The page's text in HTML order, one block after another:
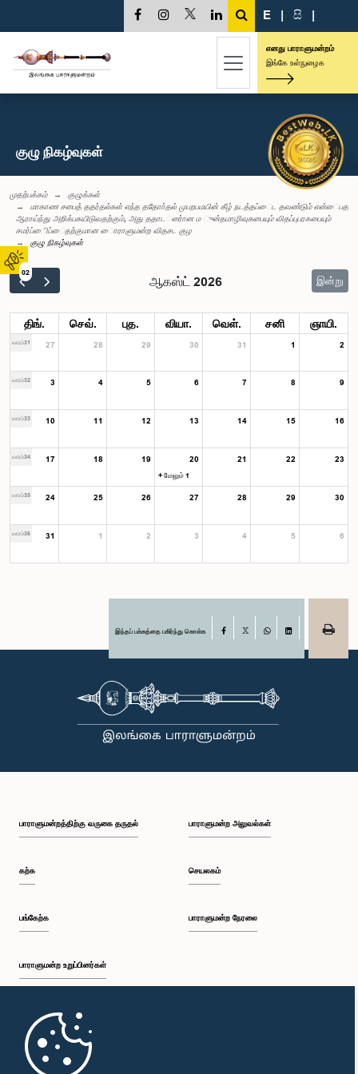
02
E | සි |
எனது பாராளுமன்றம்
இங்கே உள்நுழைக
குழு நிகழ்வுகள்
முதற்பக்கம்
குழுக்கள்
மாகாண சபைத் ததர்தல்கள் எந்த ததாோ்தல் முபறபமயின் கீழ் நடத்தப்ைட தவண்டும் என்ைபத
ஆராய்ந்து அறிக்பகயிடுவதற்கும், அது ததாடர்ைான ம ுன்தமாழிவுகபையும் விதப்புபரகபையும்
சமர்ப்ைிப்ைதற்குமான ைாராளுமன்ற விதசட குழ
குழு நிகழ்வுகள்
ஆகஸ்ட் 2026 இன்று
திங். செவ். புத. வியா. வெள். சனி ஞாயி.
வாரம்31 27 28 29 30 31 1 2
வாரம்32 3 4 5 6 7 8 9
வாரம்33 10 11 12 13 14 15 16
வாரம்34 17 18 19 20
+ மேலும் 1
21 22 23
வாரம்35 24 25 26 27 28 29 30
வாரம்36 31 1 2 3 4 5 6
இந்தப் பக்கத்தை பகிர்ந்து கொள்க Facebook
பாராளுமன்றத்திற்கு வருகை தருதல்
கற்க
பங்கேற்க
பாராளுமன்ற உறுப்பினர்கள்
முதற்பக்கம்
பாராளுமன்ற அலுவல்கள்
செயலகம்
பாராளுமன்ற நேரலை